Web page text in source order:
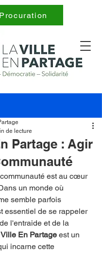
Procuration
Partage : Agir
de lecture
est au cœur
un monde où
semble parfois
essentiel de se rappeler
l'entraide et de la
En Partage est un
incarne cette